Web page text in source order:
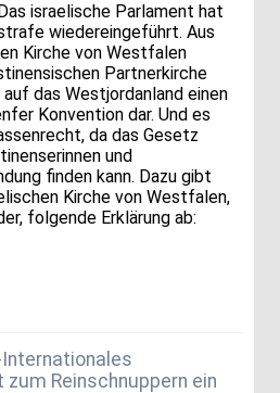
israelische Parlament hat
wiedereingeführt. Aus
Kirche von Westfalen
Partnerkirche
das Westjordanland einen
Konvention dar. Und es
da das Gesetz
und
finden kann. Dazu gibt
Kirche von Westfalen,
folgende Erklärung ab:
Internationales
Reinschnuppern ein